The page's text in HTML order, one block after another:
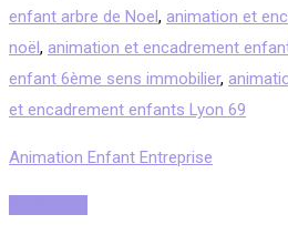
enfant arbre de Noel, animation et
noël, animation et encadrement
enfant 6ème sens immobilier,
et encadrement enfants Lyon 69
Animation Enfant Entreprise